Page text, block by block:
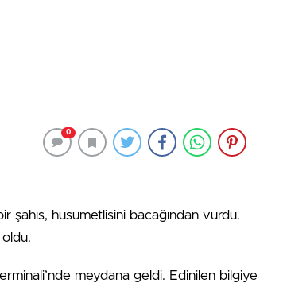
0
şahıs, husumetlisini bacağından vurdu.
meydana geldi. Edinilen bilgiye